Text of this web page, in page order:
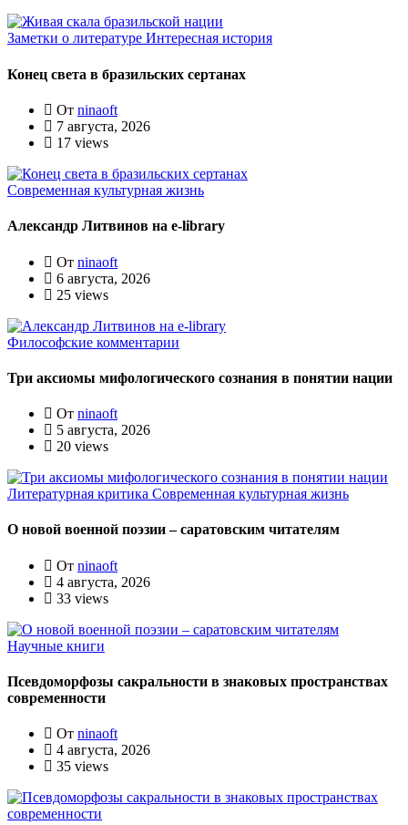
Заметки о литературе Интересная история
Конец света в бразильских сертанах
От ninaoft
7 августа, 2026
17 views
Современная культурная жизнь
Александр Литвинов на e-library
От ninaoft
6 августа, 2026
25 views
Философские комментарии
Три аксиомы мифологического сознания в понятии нации
От ninaoft
5 августа, 2026
20 views
Литературная критика Современная культурная жизнь
О новой военной поэзии – саратовским читателям
От ninaoft
4 августа, 2026
33 views
Научные книги
Псевдоморфозы сакральности в знаковых пространствах
современности
От ninaoft
4 августа, 2026
35 views